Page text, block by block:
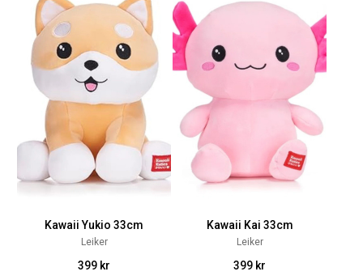
Kawaii Yukio 33cm
Leiker
399 kr
Kawaii Kai 33cm
Leiker
399 kr